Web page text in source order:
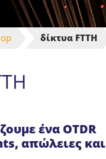
δίκτυα FTTH
ένα OTDR
απώλειες και